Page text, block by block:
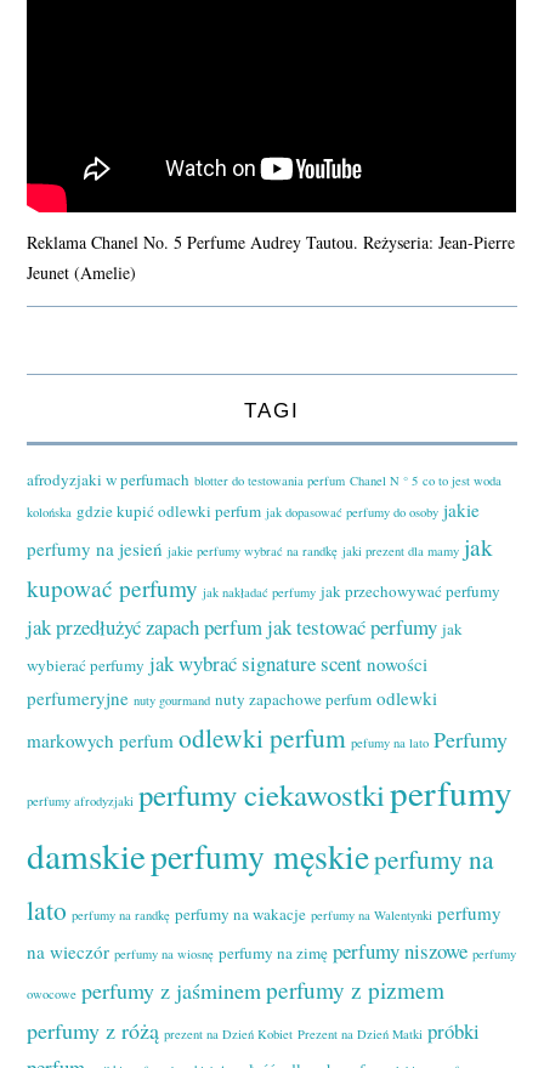
Reklama Chanel No. 5 Perfume Audrey Tautou. Reżyseria: Jean-Pierre
Jeunet (Amelie)
TAGI
afrodyzjaki w perfumach blotter do testowania perfum Chanel N ° 5 co to jest woda
kolońska gdzie kupić odlewki perfum jak dopasować perfumy do osoby jakie
perfumy na jesień jakie perfumy wybrać na randkę jaki prezent dla mamy jak
kupować perfumy jak nakładać perfumy jak przechowywać perfumy
jak przedłużyć zapach perfumjak testować perfumy jak
wybierać perfumy jak wybrać signature scent nowości
perfumeryjne nuty gourmand nuty zapachowe perfum odlewki
markowych perfum odlewki perfum pefumy na lato Perfumy
perfumy afrodyzjaki perfumy ciekawostkiperfumy
damskieperfumy męskieperfumy na
lato perfumy na randkę perfumy na wakacje perfumy na Walentynki perfumy
na wieczór perfumy na wiosnę perfumy na zimę perfumy niszowe perfumy
owocowe perfumy z jaśminemperfumy z pizmem
perfumy z różą prezent na Dzień Kobiet Prezent na Dzień Matki próbki